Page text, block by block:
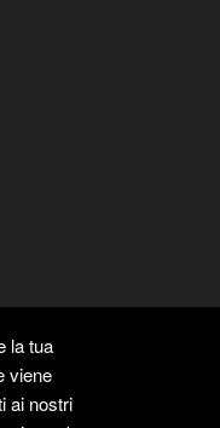
la tua
viene
ai nostri